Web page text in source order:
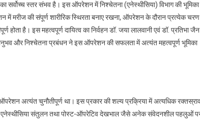
सर्वोच्च स्तर संभव है। इस ऑपरेशन में निश्चेतना (एनेस्थीसिया) विभाग की भूमिका
मरीज की संपूर्ण शारीरिक स्थिरता बनाए रखना, ऑपरेशन के दौरान प्रत्येक चरण
होता है। इस महत्वपूर्ण दायित्व का निर्वहन डॉ. जया लालवानी एवं डॉ. प्रतिभा जैन
और निश्चेतना प्रबंधन ने इस ऑपरेशन की सफलता में अत्यंत महत्वपूर्ण भूमिका
अत्यंत चुनौतीपूर्ण था। इस प्रकार की शल्य प्रक्रिया में अत्यधिक
एनेस्थीसिया संतुलन तथा पोस्ट-ऑपरेटिव देखभाल जैसे अनेक संवेदनशील पहलुओं